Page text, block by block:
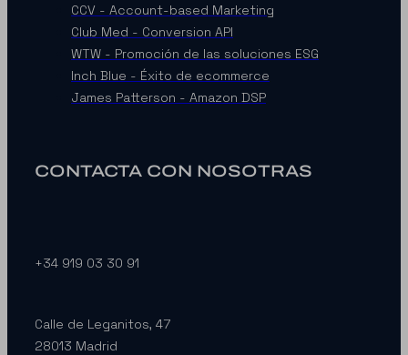
CCV - Account-based Marketing
Club Med - Conversion API
WTW - Promoción de las soluciones ESG
Inch Blue - Éxito de ecommerce
James Patterson - Amazon DSP
CONTACTA CON NOSOTRAS
+34 919 03 30 91
Calle de Leganitos, 47
28013 Madrid